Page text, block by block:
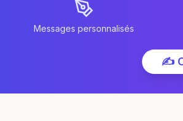
Messages personnalisés
✍️